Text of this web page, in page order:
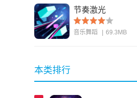
节奏激光
音乐舞蹈 69.3MB
本类排行